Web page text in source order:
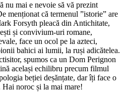
nu mai e nevoie să vă prezint
menționat că termenul ”istorie” are
Forsyth pleacă din Antichitate,
și convivium-uri romane,
face un ocol pe la azteci,
bahici ai lumii, la ruși adicătelea.
spumos ca un Dom Perignon
același echilibru precum filmul
beției deșănțate, dar îți face o
noroc și la mai mare!